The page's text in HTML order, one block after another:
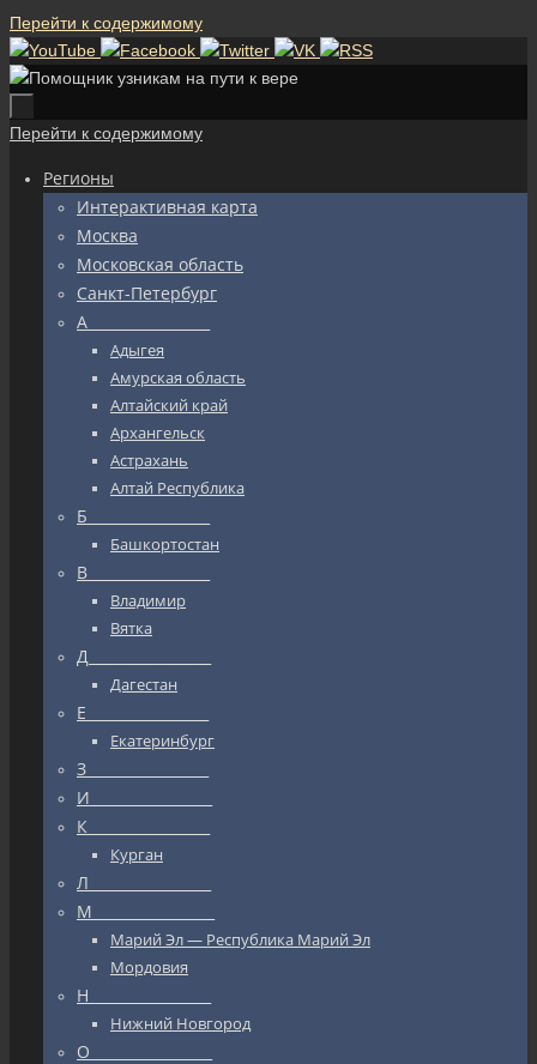
Перейти к содержимому
Перейти к содержимому
Регионы
Интерактивная карта
Москва
Московская область
Санкт-Петербург
А_________________
Адыгея
Амурская область
Алтайский край
Архангельск
Астрахань
Алтай Республика
Б_________________
Башкортостан
В_________________
Владимир
Вятка
Д_________________
Дагестан
Е_________________
Екатеринбург
З_________________
И_________________
К_________________
Курган
Л_________________
М_________________
Марий Эл — Республика Марий Эл
Мордовия
Н_________________
Нижний Новгород
О_________________